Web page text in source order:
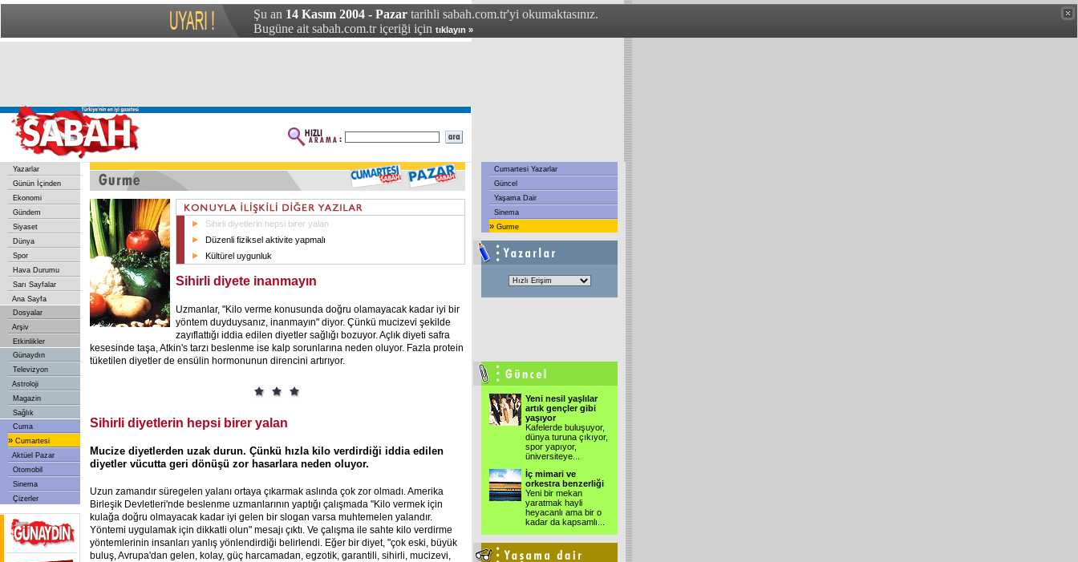
Şu an 14 Kasım 2004 - Pazar tarihli sabah.com.tr'yi okumaktasınız.
Bugüne ait sabah.com.tr içeriği için tıklayın »
Yazarlar
Günün İçinden
Ekonomi
Gündem
Siyaset
Dünya
Spor
Hava Durumu
Sarı Sayfalar
Ana Sayfa
Dosyalar
Arşiv
Etkinlikler
Günaydın
Televizyon
Astroloji
Magazin
Sağlık
Cuma
» Cumartesi
Aktüel Pazar
Otomobil
Sinema
Çizerler
Sihirli diyetlerin hepsi birer yalan
Düzenli fiziksel aktivite yapmalı
Kültürel uygunluk
Sihirli diyete inanmayın
Uzmanlar, "Kilo verme konusunda doğru olamayacak kadar iyi bir
yöntem duyduysanız, inanmayın" diyor. Çünkü mucizevi şekilde
zayıflattığı iddia edilen diyetler sağlığı bozuyor. Açlık diyeti safra
kesesinde taşa, Atkin's tarzı beslenme ise kalp sorunlarına neden oluyor. Fazla protein
tüketilen diyetler de ensülin hormonunun direncini artırıyor.
Sihirli diyetlerin hepsi birer yalan
Mucize diyetlerden uzak durun. Çünkü hızla kilo verdirdiği iddia edilen
diyetler vücutta geri dönüşü zor hasarlara neden oluyor.
Uzun zamandır süregelen yalanı ortaya çıkarmak aslında çok zor olmadı. Amerika
Birleşik Devletleri'nde beslenme uzmanlarının yaptığı çalışmada "Kilo vermek için
kulağa doğru olmayacak kadar iyi gelen bir slogan varsa muhtemelen yalandır.
Yöntemi uygulamak için dikkatli olun" mesajı çıktı. Ve çalışma ile sahte kilo verdirme
yöntemlerinin insanları yanlış yönlendirdiği belirlendi. Eğer bir diyet, "çok eski, büyük
buluş, Avrupa'dan gelen, kolay, güç harcamadan, egzotik, garantili, sihirli, mucizevi,
Cumartesi Yazarlar
Güncel
Yaşama Dair
Sinema
» Gurme
Yeni nesil yaşlılar
artık gençler gibi
yaşıyor
Kafelerde buluşuyor,
dünya turuna çıkıyor,
spor yapıyor,
üniversiteye
İç mimari ve
orkestra benzerliği
Yeni bir mekan
yaratmak hayli
heyacanlı ama bir o
kadar da kapsamlı